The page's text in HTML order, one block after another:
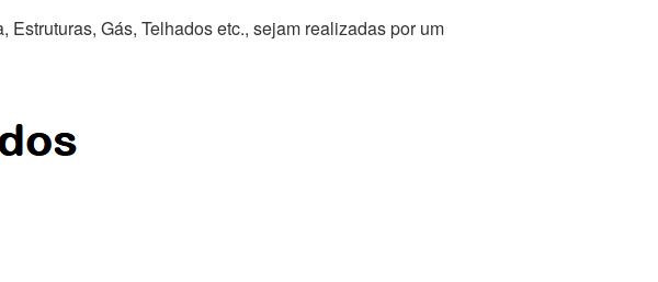
Gás, Telhados etc., sejam realizadas por um